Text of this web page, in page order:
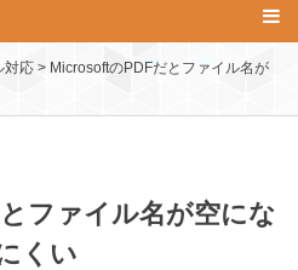
対応 > MicrosoftのPDFだとファイル名が
ファイル名が空にな
くい